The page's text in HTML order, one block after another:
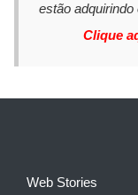
estão
Clique
Web Stories